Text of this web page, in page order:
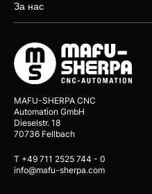
За нас
MAFU-SHERPA CNC
Automation GmbH
Dieselstr. 18
70736 Fellbach
T +49 711 2525 744 - 0
info@mafu-sherpa.com